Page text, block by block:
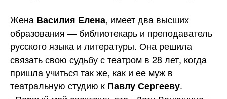
Жена Василия Елена, имеет два высших
образования — библиотекарь и преподаватель
русского языка и литературы. Она решила
связать свою судьбу с театром в 28 лет, когда
пришла учиться так же, как и ее муж в
театральную студию к Павлу Сергееву.